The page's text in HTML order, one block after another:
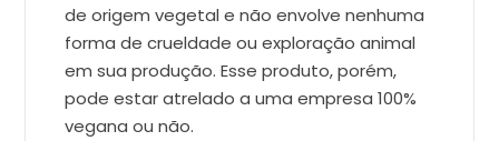
de origem vegetal e não envolve nenhuma
forma de crueldade ou exploração animal
em sua produção. Esse produto, porém,
pode estar atrelado a uma empresa 100%
vegana ou não.